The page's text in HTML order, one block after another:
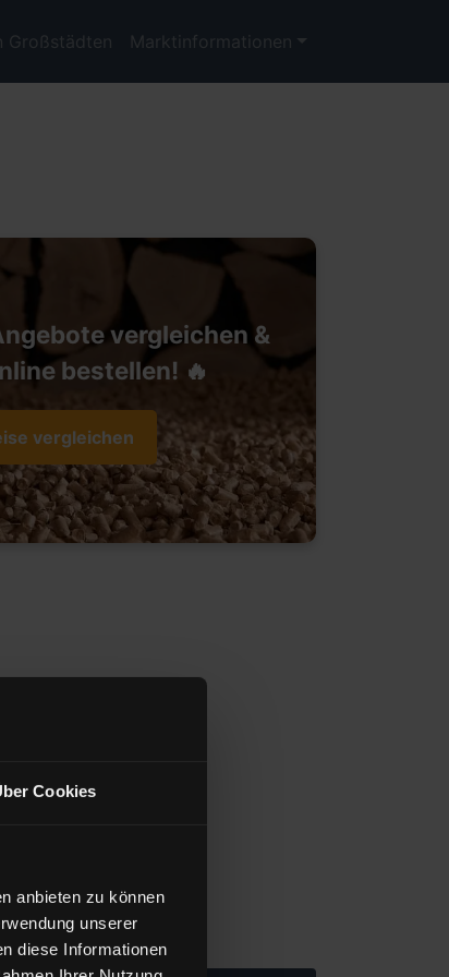
Cookies
anbieten zu können
unserer
diese Informationen
Großstädten Marktinformationen
vergleichen &
bestellen! 🔥
vergleichen